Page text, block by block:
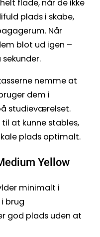
flade, når de ikke
plads i skabe,
Når
blot ud igen –
nemme at
dem i
studieværelset.
at kunne stables,
plads optimalt.
Yellow
minimalt i
brug
god plads uden at